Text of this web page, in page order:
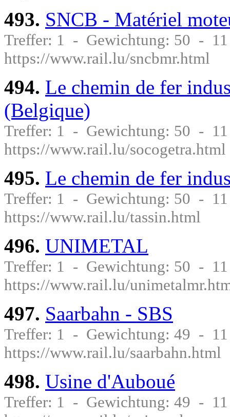
493. SNCB - Matériel
Treffer: 1 - Gewichtung: 50 -
https://www.rail.lu/sncbmr.html
494. Le chemin de fer
(Belgique)
Treffer: 1 - Gewichtung: 50 -
https://www.rail.lu/socogetra.html
495. Le chemin de fer
Treffer: 1 - Gewichtung: 50 -
https://www.rail.lu/tassin.html
496. UNIMETAL
Treffer: 1 - Gewichtung: 50 -
https://www.rail.lu/
497. Saarbahn - SBS
Treffer: 1 - Gewichtung: 49 -
https://www.rail.lu/saarbahn.html
498. Usine d'Auboué
Treffer: 1 - Gewichtung: 49 -